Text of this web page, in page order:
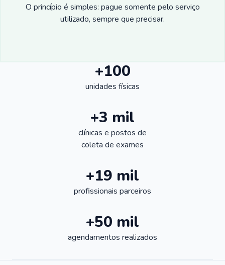
O princípio é simples: pague somente pelo serviço
utilizado, sempre que precisar.
+100
unidades físicas
+3 mil
clínicas e postos de
coleta de exames
+19 mil
profissionais parceiros
+50 mil
agendamentos realizados